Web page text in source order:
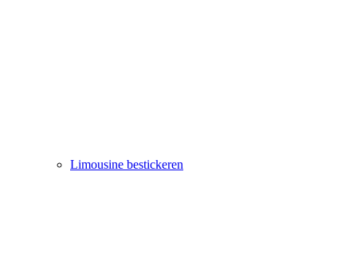
Limousine bestickeren